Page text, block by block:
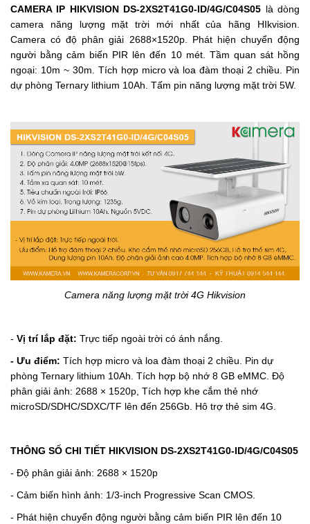
CAMERA IP HIKVISION DS-2XS2T41G0-ID/4G/C04S05 là dòng
camera năng lượng mặt trời mới nhất của hãng HIkvision.
Camera có độ phân giải 2688×1520p.
Phát hiện chuyển động
người bằng cảm biến PIR lên đến 10 mét. Tầm quan sát hồng
ngoại: 10m ~ 30m.
Tích hợp micro và loa đàm thoại 2 chiều. Pin
dự phòng Ternary lithium 10Ah. Tấm pin năng lượng mặt trời 5W.
Camera năng lượng mặt trời 4G Hikvision
- Vị trí lắp đặt: Trực tiếp ngoài trời có ánh nắng.
- Ưu điểm: Tích hợp micro và loa đàm thoại 2 chiều. Pin dự
phòng Ternary lithium 10Ah. Tích hợp bộ nhớ 8 GB eMMC. Độ
phân giải ảnh: 2688 × 1520p, Tích hợp khe cắm thẻ nhớ
microSD/SDHC/SDXC/TF lên đến 256Gb. Hô trợ thẻ sim 4G.
THÔNG SỐ CHI TIẾT HIKVISION DS-2XS2T41G0-ID/4G/C04S05
- Độ phân giải ảnh: 2688 × 1520p
- Cảm biến hình ảnh: 1/3-inch Progressive Scan CMOS.
- Phát hiện chuyển động người bằng cảm biến PIR lên đến 10